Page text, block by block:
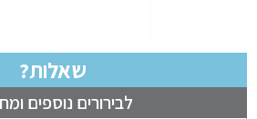
שאלות?
לבירורים נוספים ומחירים